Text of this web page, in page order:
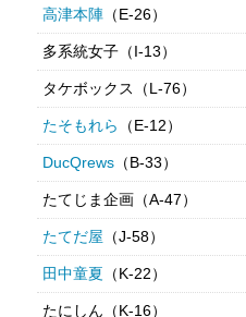
高津本陣（E-26）
多系統女子（I-13）
タケボックス（L-76）
たそもれら （E-12）
DucQrews（B-33）
たてじま企画（A-47）
たてだ屋 （J-58）
田中童夏 （K-22）
たにしん（K-16）